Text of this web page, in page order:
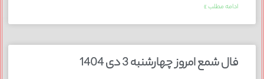
ادامه مطلب »
فال شمع امروز چهارشنبه 3 دی 1404